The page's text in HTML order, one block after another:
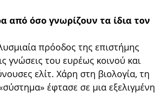
από όσο γνωρίζουν τα ίδια τον
πρόοδος της επιστήμης
γνώσεις του ευρέως κοινού και
ελίτ. Χάρη στη βιολογία, τη
έφτασε σε μια εξελιγμένη